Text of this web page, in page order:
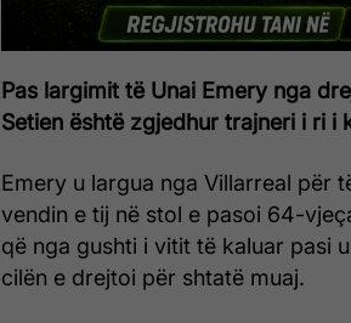
Pas largimit të Unai Emery nga
Setien është zgjedhur trajneri i ri i
Emery u largua nga Villarreal për
vendin e tij në stol e pasoi 64-
që nga gushti i vitit të kaluar pasi
cilën e drejtoi për shtatë muaj.